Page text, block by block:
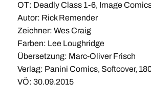
OT: Deadly Class 1-6, Image
Autor: Rick Remender
Zeichner: Wes Craig
Farben: Lee Loughridge
Übersetzung: Marc-Oliver Frisch
Verlag: Panini Comics, Softcover,
VÖ: 30.09.2015